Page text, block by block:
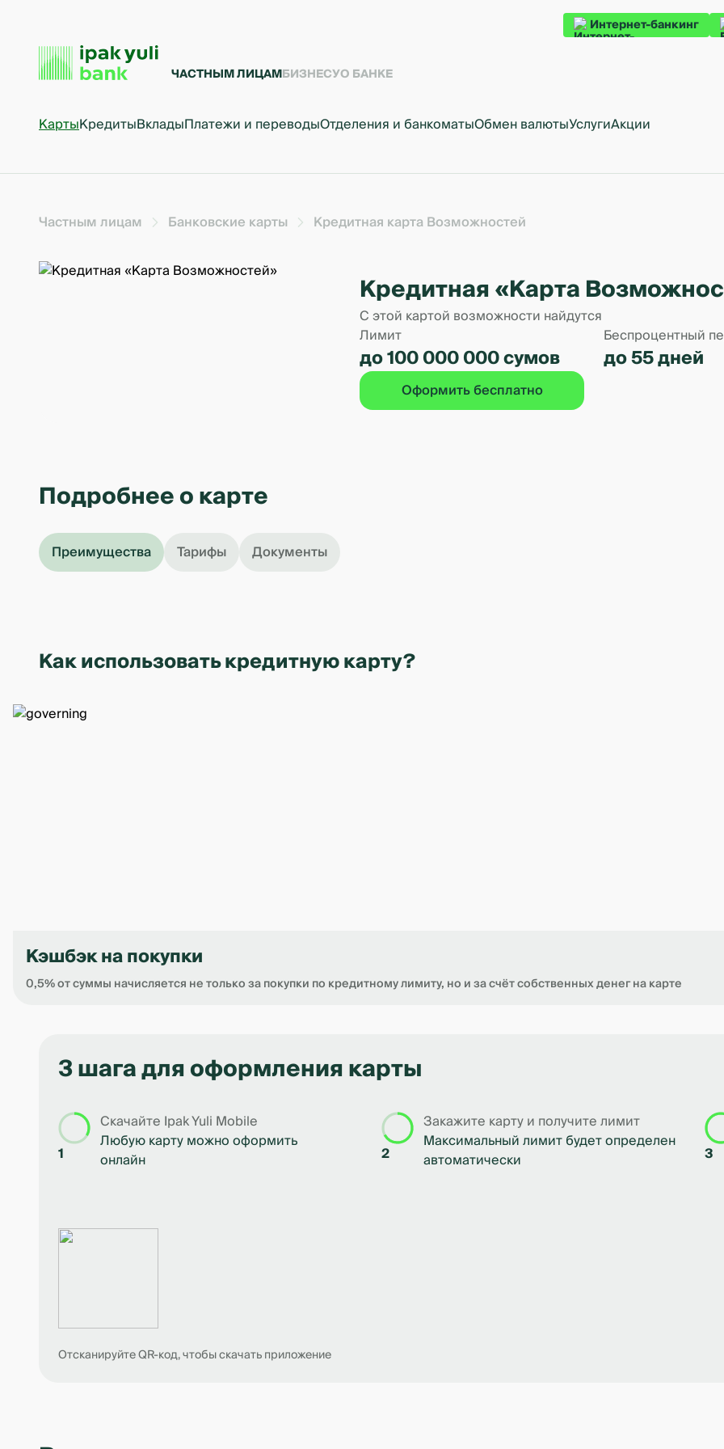
Интернет-банкинг
ЧАСТНЫМ ЛИЦАМБИЗНЕСУО БАНКЕ
КартыКредитыВкладыПлатежи и переводыОтделения и банкоматыОбмен валютыУслугиАкции
Частным лицам Банковские карты Кредитная карта Возможностей
Кредитная «Карта
С этой картой возможности найдутся
Лимит
до 100 000 000 сумов
Беспроцентный
до 55 дней
Оформить бесплатно
Подробнее о карте
Преимущества Тарифы Документы
Как использовать кредитную карту?
Кэшбэк на покупки
0,5% от суммы начисляется не только за покупки по кредитному лимиту, но и за счёт собственных денег на карте
3 шага для оформления карты
1
Скачайте Ipak Yuli Mobile
Любую карту можно оформить
онлайн
2
Закажите карту и получите лимит
Максимальный лимит будет определен
автоматически
3
Отсканируйте QR-код, чтобы скачать приложение